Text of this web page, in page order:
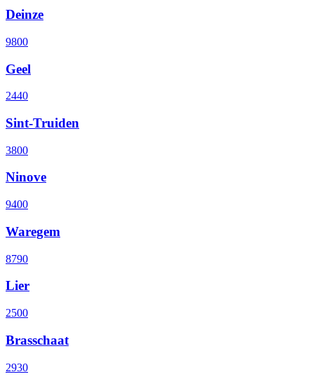
Deinze
9800
Geel
2440
Sint-Truiden
3800
Ninove
9400
Waregem
8790
Lier
2500
Brasschaat
2930